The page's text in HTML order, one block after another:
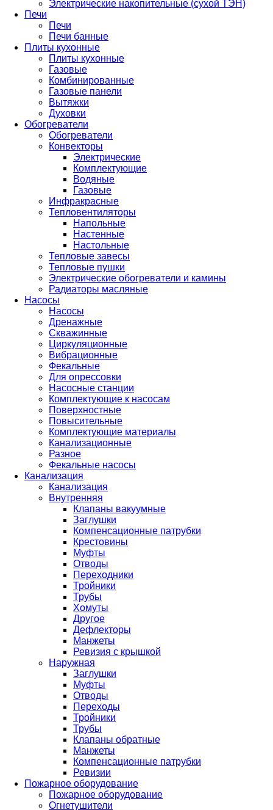
Электрические накопительные (сухой ТЭН)
Печи
Печи
Печи банные
Плиты кухонные
Плиты кухонные
Газовые
Комбинированные
Газовые панели
Вытяжки
Духовки
Обогреватели
Обогреватели
Конвекторы
Электрические
Комплектующие
Водяные
Газовые
Инфракрасные
Тепловентиляторы
Напольные
Настенные
Настольные
Тепловые завесы
Тепловые пушки
Электрические обогреватели и камины
Радиаторы масляные
Насосы
Насосы
Дренажные
Скважинные
Циркуляционные
Вибрационные
Фекальные
Для опрессовки
Насосные станции
Комплектующие к насосам
Поверхностные
Повысительные
Комплектующие материалы
Канализационные
Разное
Фекальные насосы
Канализация
Канализация
Внутренняя
Клапаны вакуумные
Заглушки
Компенсационные патрубки
Крестовины
Муфты
Отводы
Переходники
Тройники
Трубы
Хомуты
Другое
Дефлекторы
Манжеты
Ревизия с крышкой
Наружная
Заглушки
Муфты
Отводы
Переходы
Тройники
Трубы
Клапаны обратные
Манжеты
Компенсационные патрубки
Ревизии
Пожарное оборудование
Пожарное оборудование
Огнетушители